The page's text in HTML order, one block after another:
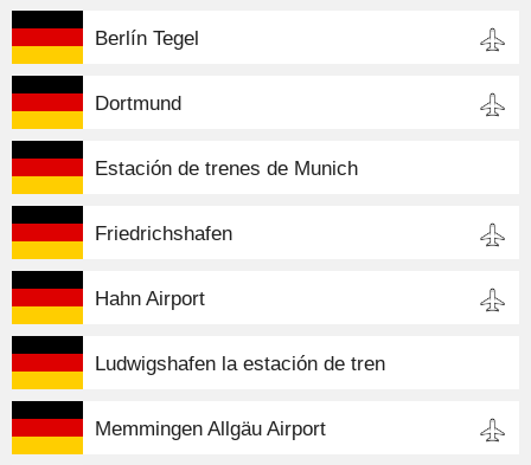
Berlín Tegel
Dortmund
Estación de trenes de Munich
Friedrichshafen
Hahn Airport
Ludwigshafen la estación de tren
Memmingen Allgäu Airport